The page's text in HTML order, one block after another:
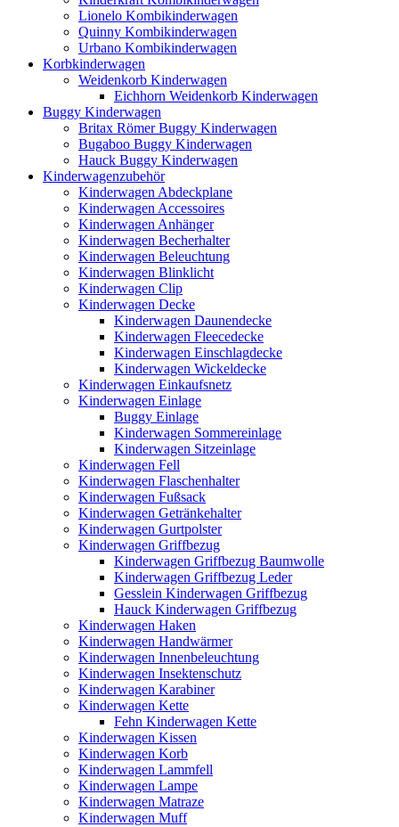
Lionelo Kombikinderwagen
Quinny Kombikinderwagen
Urbano Kombikinderwagen
Korbkinderwagen
Weidenkorb Kinderwagen
Eichhorn Weidenkorb Kinderwagen
Buggy Kinderwagen
Britax Römer Buggy Kinderwagen
Bugaboo Buggy Kinderwagen
Hauck Buggy Kinderwagen
Kinderwagenzubehör
Kinderwagen Abdeckplane
Kinderwagen Accessoires
Kinderwagen Anhänger
Kinderwagen Becherhalter
Kinderwagen Beleuchtung
Kinderwagen Blinklicht
Kinderwagen Clip
Kinderwagen Decke
Kinderwagen Daunendecke
Kinderwagen Fleecedecke
Kinderwagen Einschlagdecke
Kinderwagen Wickeldecke
Kinderwagen Einkaufsnetz
Kinderwagen Einlage
Buggy Einlage
Kinderwagen Sommereinlage
Kinderwagen Sitzeinlage
Kinderwagen Fell
Kinderwagen Flaschenhalter
Kinderwagen Fußsack
Kinderwagen Getränkehalter
Kinderwagen Gurtpolster
Kinderwagen Griffbezug
Kinderwagen Griffbezug Baumwolle
Kinderwagen Griffbezug Leder
Gesslein Kinderwagen Griffbezug
Hauck Kinderwagen Griffbezug
Kinderwagen Haken
Kinderwagen Handwärmer
Kinderwagen Innenbeleuchtung
Kinderwagen Insektenschutz
Kinderwagen Karabiner
Kinderwagen Kette
Fehn Kinderwagen Kette
Kinderwagen Kissen
Kinderwagen Korb
Kinderwagen Lammfell
Kinderwagen Lampe
Kinderwagen Matraze
Kinderwagen Muff